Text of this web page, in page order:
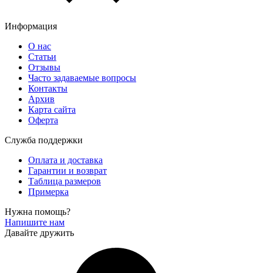
Информация
О нас
Статьи
Отзывы
Часто задаваемые вопросы
Контакты
Архив
Карта сайта
Оферта
Служба поддержки
Оплата и доставка
Гарантии и возврат
Таблица размеров
Примерка
Нужна помощь?
Напишите нам
Давайте дружить